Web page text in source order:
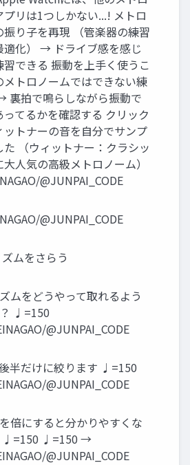
プリは1つしかない...! メトロ
振り子を再現 （管楽器の練習
適化） → ドライブ感を感じ
習できる 振動を上手く使うこ
メトロノームではできない練
裏拍で鳴らしながら振動で
てるかを確認する クリック
ットナーの音を自分でサンプ
た （ウィットナー：クラシッ
人気の高級メトロノーム）
@JUNPAI_CODE
@JUNPAI_CODE
ムをさらう
ムをどうやって取れるよう
♩=150
@JUNPAI_CODE
半だけに絞ります ♩=150
@JUNPAI_CODE
倍にすると分かりやすくな
♩=150 ♩=150 →
@JUNPAI_CODE